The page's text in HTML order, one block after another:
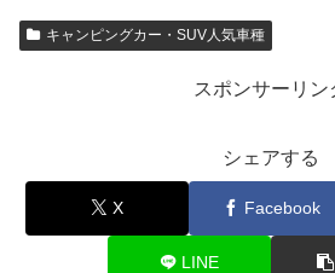
キャンピングカー・SUV人気車種
スポンサーリン
シェアする
X Facebook
LINE